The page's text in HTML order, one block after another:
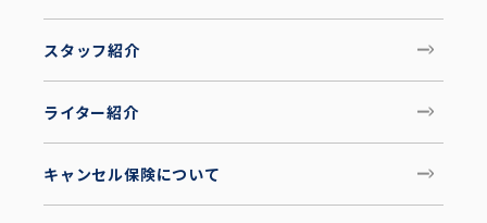
スタッフ紹介
ライター紹介
キャンセル保険について